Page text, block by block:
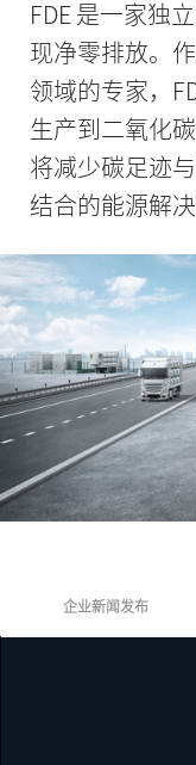
FDE 是一家独
现净零排放。
领域的专家，
生产到二氧化
将减少碳足迹
结合的能源解决
企业新闻发布